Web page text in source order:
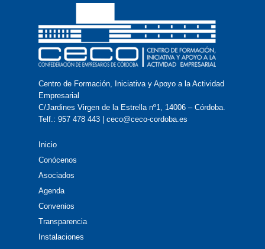
Centro de Formación, Iniciativa y Apoyo a la Actividad
Empresarial
C/Jardines Virgen de la Estrella nº1, 14006 – Córdoba.
Telf.: 957 478 443 | ceco@ceco-cordoba.es
Inicio
Conócenos
Asociados
Agenda
Convenios
Transparencia
Instalaciones